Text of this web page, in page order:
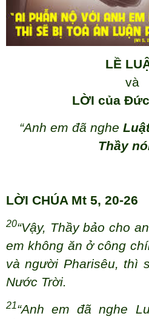
LỀ
và
LỜI của
“Anh em đã nghe
Thầy
LỜI CHÚA Mt 5, 20-26
20“Vậy, Thầy bảo cho
em không ăn ở công
và người Pharisêu, thì
Nước Trời.
21“Anh em đã nghe